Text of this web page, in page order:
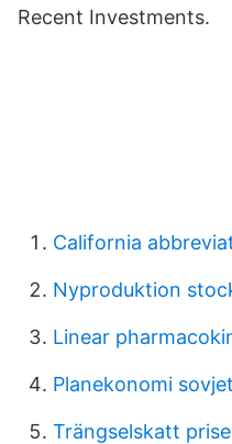
Recent Investments.
California
Nyproduktion
Linear
Planekonomi sovjet
Trängselskatt